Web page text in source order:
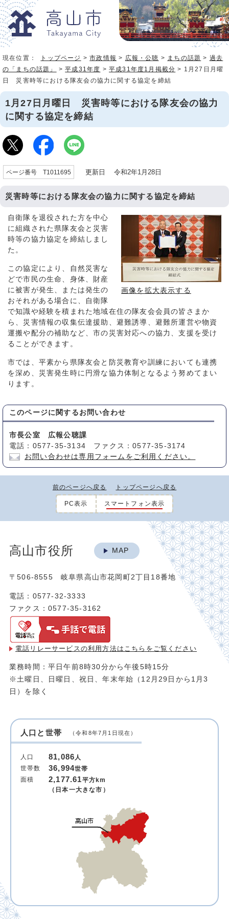
現在位置： トップページ >市政情報 > 広報・公聴 > まちの話題 > 過去
の「まちの話題」
>平成31年度 >平成31年度1月掲載分 > 1月27日月曜
日 災害時等における隊友会の協力に関する協定を締結
1月27日月曜日 災害時等における隊友会の協力
に関する協定を締結
ページ番号 T1011695 更新日 令和2年1月28日
災害時等における隊友会の協力に関する協定を締結
画像を拡大表示する
自衛隊を退役された方を中心
に組織された県隊友会と災害
時等の協力協定を締結しまし
た。
この協定により、自然災害な
どで市民の生命、身体、財産
に被害が発生、または発生の
おそれがある場合に、自衛隊
で知識や経験を積まれた地域在住の隊友会会員の皆さまか
ら、災害情報の収集伝達援助、避難誘導、避難所運営や物資
運搬や配分の補助など、市の災害対応への協力、支援を受け
ることができます。
市では、平素から県隊友会と防災教育や訓練においても連携
を深め、災害発生時に円滑な協力体制となるよう努めてまい
ります。
このページに関する お問い合わせ
市長公室 広報公聴課
電話：0577-35-3134 ファクス：0577-35-3174
お問い合わせは専用フォームをご利用ください。
前のページへ戻る トップページへ戻る
PC表示 スマートフォン表示
高山市役所 MAP
〒506-8555 岐阜県高山市花岡町2丁目18番地
電話：0577-32-3333
ファクス：0577-35-3162
電話リレーサービスの利用方法は こちらをご覧ください
業務時間：平日午前8時30分から午後5時15分
※土曜日、日曜日、祝日、年末年始（12月29日から1月3
日）を除く
人口と世帯 （令和8年7月1日現在）
人口 81,086人
世帯数
36,994世帯
面積
2,177.61平方km
（日本一大きな市）